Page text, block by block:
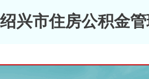
绍兴市住房公积金